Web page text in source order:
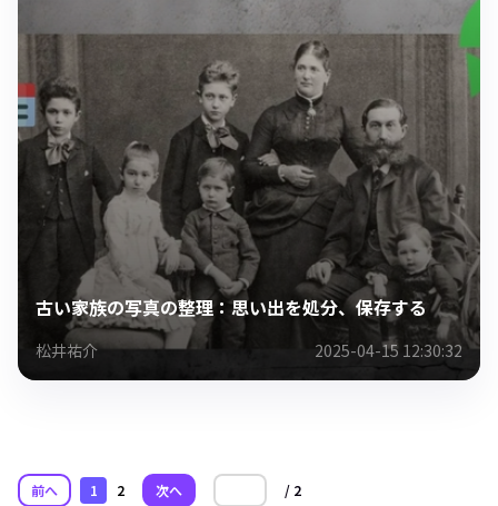
古い家族の写真の整理：思い出を処分、保存する
松井祐介 2025-04-15 12:30:32
前へ 1 2 次へ / 2